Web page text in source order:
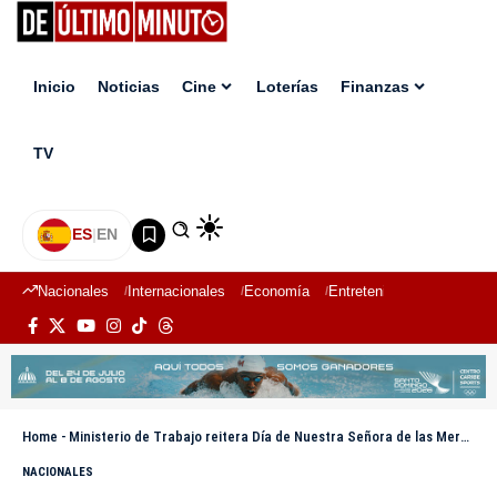
Inicio Noticias Cine Loterías Finanzas
TV
ES|EN
Nacionales Internacionales Economía Entretenimiento
Home - Ministerio de Trabajo reitera Día de Nuestra Señora de las Mercedes no es laborable
NACIONALES